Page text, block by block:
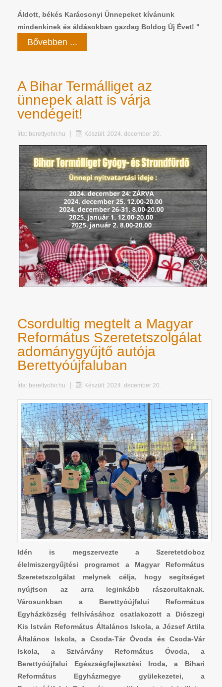
Áldott, békés Karácsonyi Ünnepeket kívánunk
mindenkinek és áldásokban gazdag Boldog Új Évet! "
Bővebben ...
A Bihar Termálliget az
ünnepek alatt is várja
vendégeit!
Írta: berettyohir.hu Készült: 2024. december 20.
Csordultig megtelt a Magyar
Református Szeretetszolgálat
adománygyűjtő autója
Berettyóújfaluban
Írta: berettyohir.hu Készült: 2024. december 20.
Idén is megszervezte a Szeretetdoboz
élelmiszergyűjtési programot a Magyar Református
Szeretetszolgálat melynek célja, hogy segítséget
nyújtson az arra leginkább rászorultaknak.
Városunkban a Berettyóújfalui Református
Egyházközség felhívásához csatlakozott a Diószegi
Kis István Református Általános Iskola, a József Attila
Általános Iskola, a Csoda-Tár Óvoda és Csoda-Vár
Iskola, a Szivárvány Református Óvoda, a
Berettyóújfalui Egészségfejlesztési Iroda, a Bihari
Református Egyházmegye gyülekezetei, a